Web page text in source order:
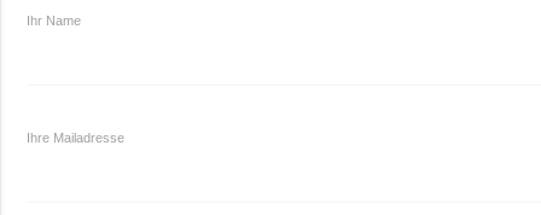
Ihr Name
Ihre Mailadresse